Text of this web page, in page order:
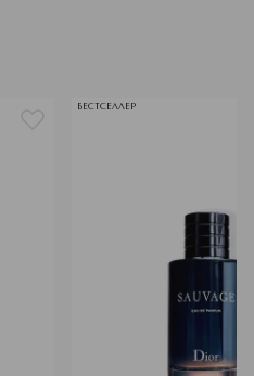
БЕСТСЕЛЛЕР